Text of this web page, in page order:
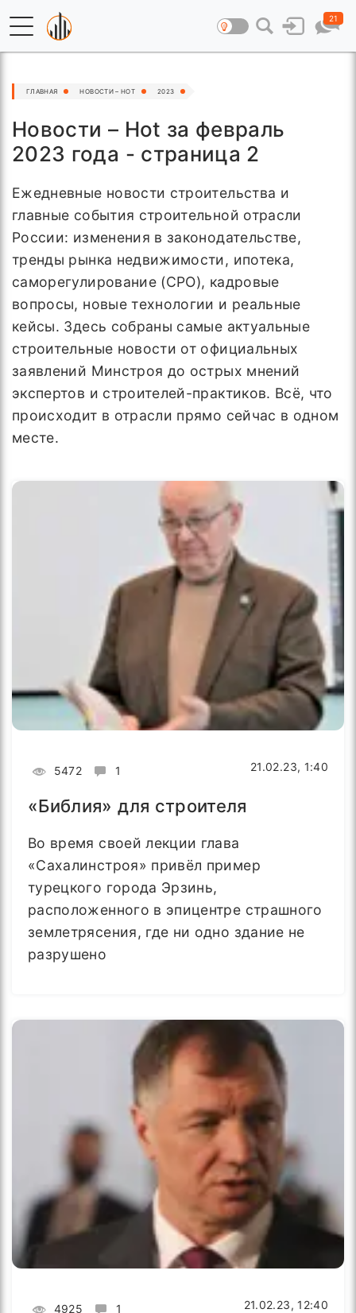
21
ГЛАВНАЯ НОВОСТИ – HOT 2023
Новости – Hot за февраль
2023 года - страница 2
Ежедневные новости строительства и
главные события строительной отрасли
России: изменения в законодательстве,
тренды рынка недвижимости, ипотека,
саморегулирование (СРО), кадровые
вопросы, новые технологии и реальные
кейсы. Здесь собраны самые актуальные
строительные новости от официальных
заявлений Минстроя до острых мнений
экспертов и строителей-практиков. Всё, что
происходит в отрасли прямо сейчас в одном
месте.
5472 1 21.02.23, 1:40
«Библия» для строителя
Во время своей лекции глава
«Сахалинстроя» привёл пример
турецкого города Эрзинь,
расположенного в эпицентре страшного
землетрясения, где ни одно здание не
разрушено
4925 1 21.02.23, 12:40